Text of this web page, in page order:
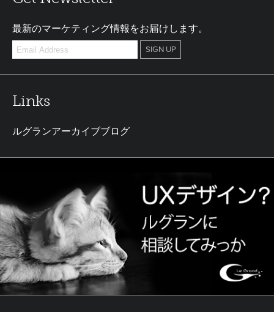
最新のマーケティング情報をお届けします。
Links
ルグランアーカイブブログ